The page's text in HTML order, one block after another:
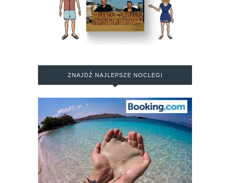
ZNAJDŹ NAJLEPSZE NOCLEGI